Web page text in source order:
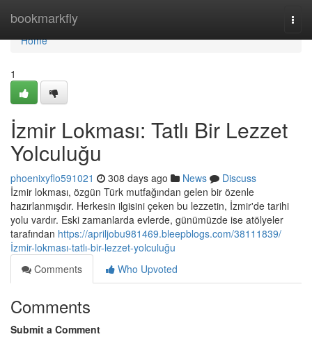
bookmarkfly
Home
Home
1
İzmir Lokması: Tatlı Bir Lezzet
Yolculuğu
phoenixyflo591021 308 days ago News
Discuss
İzmir lokması, özgün Türk mutfağından gelen bir özenle
hazırlanmışdır. Herkesin ilgisini çeken bu lezzetin, İzmir'de tarihi
yolu vardır. Eski zamanlarda evlerde, günümüzde ise atölyeler
tarafından https://apriljobu981469.bleepblogs.com/38111839/
İzmir-lokması-tatlı-bir-lezzet-yolculuğu
Comments
Who Upvoted
Comments
Submit a Comment